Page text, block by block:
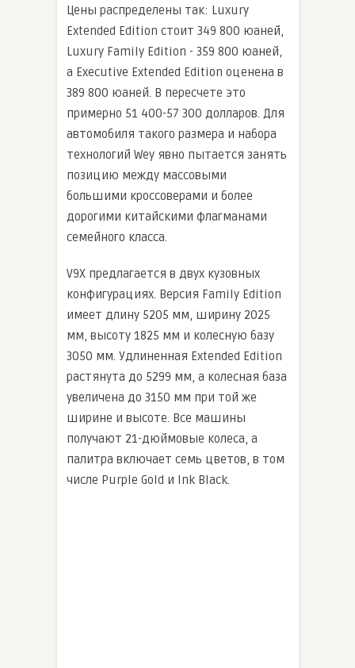
Цены распределены так: Luxury
Extended Edition стоит 349 800 юаней,
Luxury Family Edition - 359 800 юаней,
а Executive Extended Edition оценена в
389 800 юаней. В пересчете это
примерно 51 400-57 300 долларов. Для
автомобиля такого размера и набора
технологий Wey явно пытается занять
позицию между массовыми
большими кроссоверами и более
дорогими китайскими флагманами
семейного класса.
V9X предлагается в двух кузовных
конфигурациях. Версия Family Edition
имеет длину 5205 мм, ширину 2025
мм, высоту 1825 мм и колесную базу
3050 мм. Удлиненная Extended Edition
растянута до 5299 мм, а колесная база
увеличена до 3150 мм при той же
ширине и высоте. Все машины
получают 21-дюймовые колеса, а
палитра включает семь цветов, в том
числе Purple Gold и Ink Black.